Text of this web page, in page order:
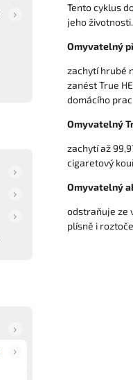
Tento cyklus
jeho
Omyvatelný
zachytí hrubé
zanést True
domácího
Omyvatelný
zachytí až
cigaretový
Omyvatelný
odstraňuje ze
plísně i